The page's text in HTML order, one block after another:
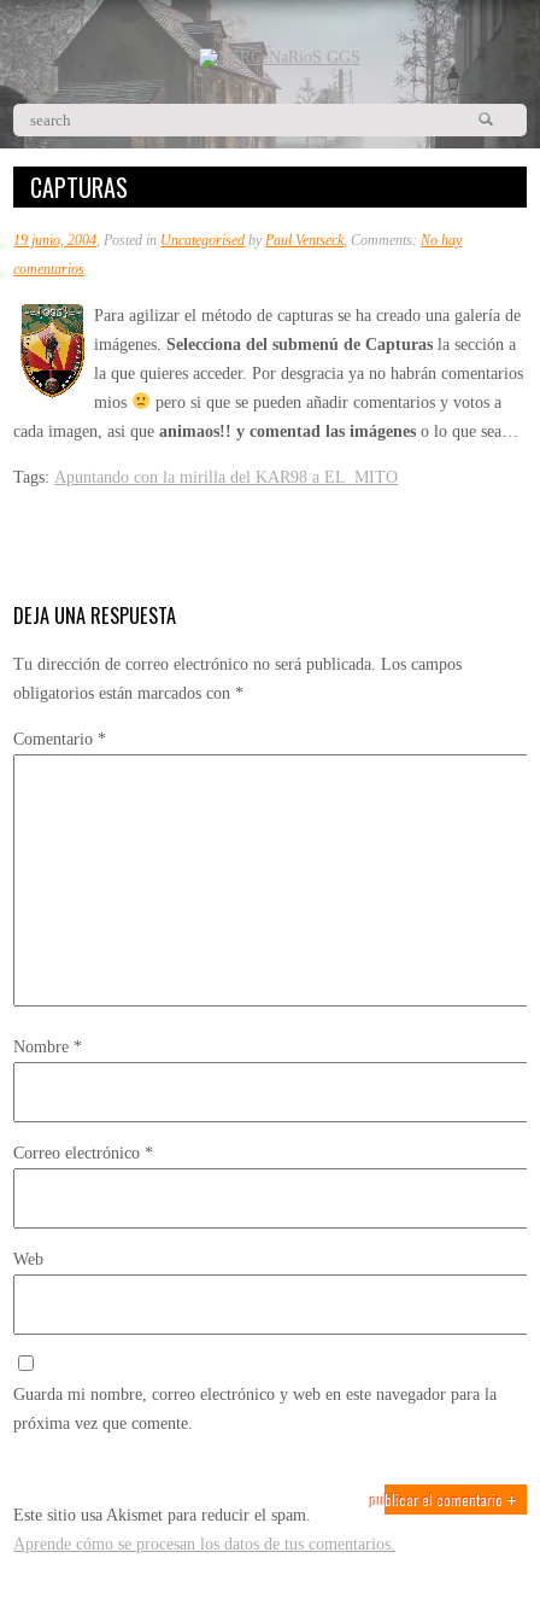
CAPTURAS
19 junio, 2004, Posted in Uncategorised byPaul Ventseck, Comments:No hay
comentariosen
Para agilizar el método de capturas se ha creado una galería de
imágenes.Selecciona del submenú de Capturas la sección a
la que quieres acceder. Por desgracia ya no habrán comentarios
mios
pero si que se pueden añadir comentarios y votos a
cada imagen, asi queanimaos!! y comentad las imágenes o lo que sea…
Tags:Apuntando con la mirilla del KAR98 a EL_MITO
DEJA UNA RESPUESTA
Tu dirección de correo electrónico no será publicada. Los campos
obligatorios están marcados con *
Comentario *
Nombre *
Correo electrónico *
Web
Guarda mi nombre, correo electrónico y web en este navegador para la
próxima vez que comente.
Este sitio usa Akismet para reducir el spam.
Aprende cómo se procesan los datos de tus comentarios.